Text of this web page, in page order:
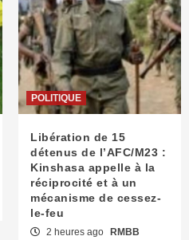
POLITIQUE
Libération de 15
détenus de l’AFC/M23 :
Kinshasa appelle à la
réciprocité et à un
mécanisme de cessez-
le-feu
2 heures ago RMBB